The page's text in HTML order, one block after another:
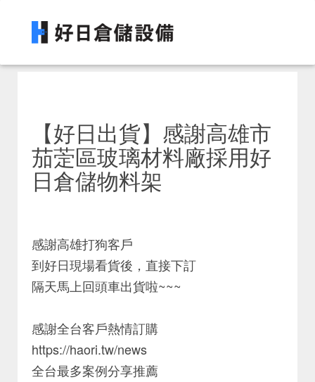
【好日出貨】感謝高雄市
茄萣區玻璃材料廠採用好
日倉儲物料架
感謝高雄打狗客戶
到好日現場看貨後，直接下訂
隔天馬上回頭車出貨啦~~~
感謝全台客戶熱情訂購
https://haori.tw/news
全台最多案例分享推薦